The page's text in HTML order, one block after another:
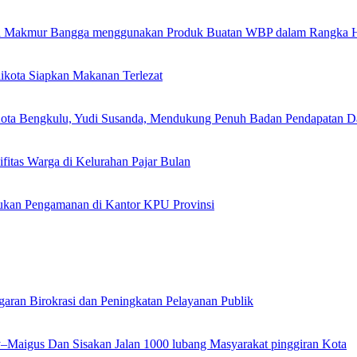
Bangga menggunakan Produk Buatan WBP dalam Rangka
Siapkan Makanan Terlezat
Bengkulu, Yudi Susanda, Mendukung Penuh Badan Pendapatan
Warga di Kelurahan Pajar Bulan
Pengamanan di Kantor KPU Provinsi
Birokrasi dan Peningkatan Pelayanan Publik
Dan Sisakan Jalan 1000 lubang Masyarakat pinggiran Kota